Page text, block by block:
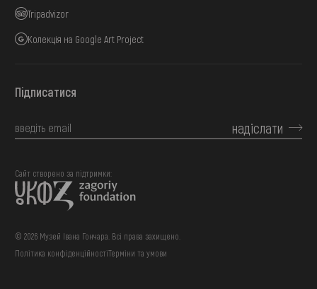
Tripadvizor
Колекція на Google Art Project
Підписатися
надіслати
© 2026 Музей Івана Гончара. Всі права захищено.
Сайт створено за підтримки:
Політика конфіденційностіТерміни та умови